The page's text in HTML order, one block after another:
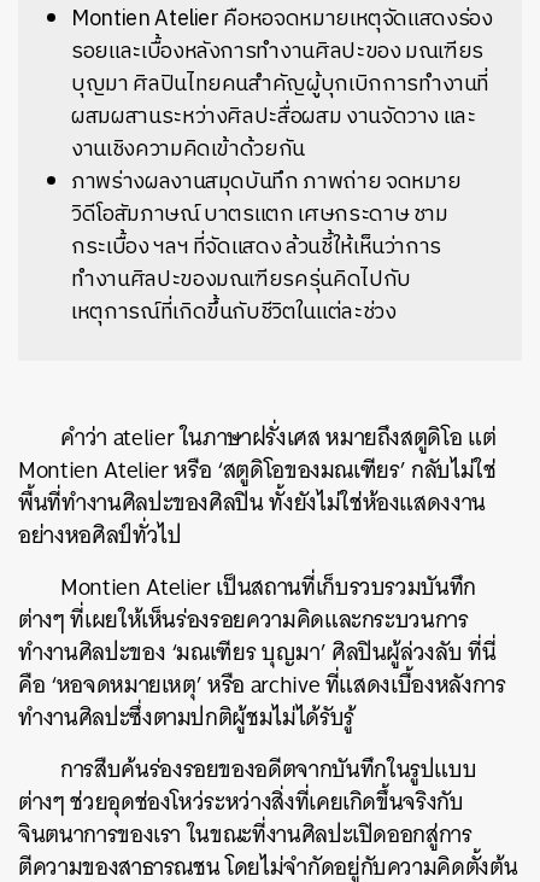
Montien Atelier คือหอจดหมายเหตุจัดแสดงร่อง
รอยและเบื้องหลังการทำงานศิลปะของ มณเฑียร
บุญมา ศิลปินไทยคนสำคัญผู้บุกเบิกการทำงานที่
ผสมผสานระหว่างศิลปะสื่อผสม งานจัดวาง และ
งานเชิงความคิดเข้าด้วยกัน
ภาพร่างผลงานสมุดบันทึก ภาพถ่าย จดหมาย
วิดีโอสัมภาษณ์ บาตรแตก เศษกระดาษ ชาม
กระเบื้อง ฯลฯ ที่จัดแสดง ล้วนชี้ให้เห็นว่าการ
ทำงานศิลปะของมณเฑียรครุ่นคิดไปกับ
เหตุการณ์ที่เกิดขึ้นกับชีวิตในแต่ละช่วง
คำว่า atelier ในภาษาฝรั่งเศส หมายถึงสตูดิโอ แต่
Montien Atelier หรือ ‘สตูดิโอของมณเฑียร’ กลับไม่ใช่
พื้นที่ทำงานศิลปะของศิลปิน ทั้งยังไม่ใช่ห้องแสดงงาน
อย่างหอศิลป์ทั่วไป
Montien Atelier เป็นสถานที่เก็บรวบรวมบันทึก
ต่างๆ ที่เผยให้เห็นร่องรอยความคิดและกระบวนการ
ทำงานศิลปะของ ‘มณเฑียร บุญมา’ ศิลปินผู้ล่วงลับ ที่นี่
คือ ‘หอจดหมายเหตุ’ หรือ archive ที่แสดงเบื้องหลังการ
ทำงานศิลปะซึ่งตามปกติผู้ชมไม่ได้รับรู้
การสืบค้นร่องรอยของอดีตจากบันทึกในรูปแบบ
ต่างๆ ช่วยอุดช่องโหว่ระหว่างสิ่งที่เคยเกิดขึ้นจริงกับ
จินตนาการของเรา ในขณะที่งานศิลปะเปิดออกสู่การ
ตีความของสาธารณชน โดยไม่จำกัดอยู่กับความคิดตั้งต้น